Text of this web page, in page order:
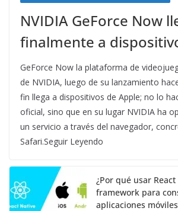
NVIDIA GeForce Now
finalmente a
GeForce Now la plataforma de
de NVIDIA, luego de su lanzamiento
fin llega a dispositivos de Apple; no lo
oficial, sino que en su lugar NVIDIA ha
un servicio a través del navegador,
Safari.Seguir Leyendo
¿Por qué usar
framework para
aplicaciones